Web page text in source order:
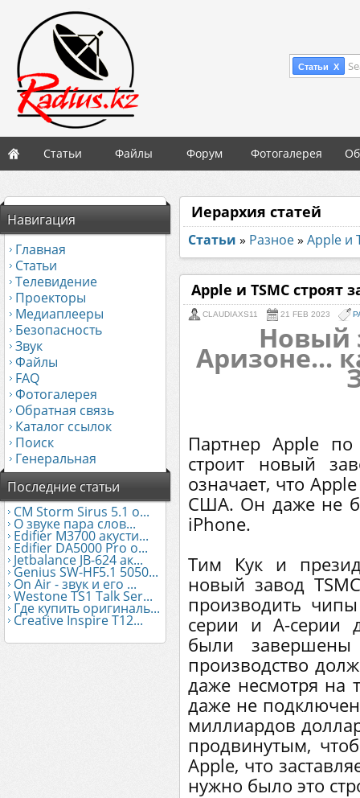
Статьи X
Статьи Файлы Форум Фотогалерея
Навигация
Главная
Статьи
Телевидение
Проекторы
Медиаплееры
Безопасность
Звук
Файлы
FAQ
Фотогалерея
Обратная связь
Каталог ссылок
Поиск
Генеральная
Последние статьи
CM Storm Sirus 5.1 о...
О звуке пара слов...
Edifier М3700 акусти...
Edifier DA5000 Pro о...
Jetbalance JB-624 ак...
Genius SW-HF5.1 5050...
On Air - звук и его ...
Westone TS1 Talk Ser...
Где купить оригиналь...
Creative Inspire T12...
Иерархия статей
Статьи » Разное» Apple и
Apple и TSMC строят
CLAUDIAXS11 21 FEB 2023
Новый
Аризоне...
Партнер Apple по
строит новый
означает, что
США. Он даже не
iPhone.
Тим Кук и
новый завод
производить
серии и A-серии
были
производство
даже несмотря на
даже не
миллиардов
продвинутым,
Apple, что
нужно было это